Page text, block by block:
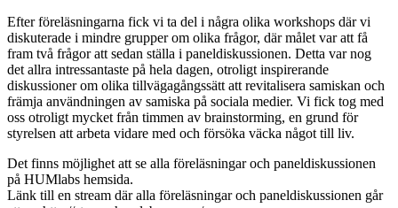
Efter föreläsningarna fick vi ta del i några olika workshops där vi
diskuterade i mindre grupper om olika frågor, där målet var att få
fram två frågor att sedan ställa i paneldiskussionen. Detta var nog
det allra intressantaste på hela dagen, otroligt inspirerande
diskussioner om olika tillvägagångssätt att revitalisera samiskan och
främja användningen av samiska på sociala medier. Vi fick tog med
oss otroligt mycket från timmen av brainstorming, en grund för
styrelsen att arbeta vidare med och försöka väcka något till liv.
Det finns möjlighet att se alla föreläsningar och paneldiskussionen
på HUMlabs hemsida.
Länk till en stream där alla föreläsningar och paneldiskussionen går